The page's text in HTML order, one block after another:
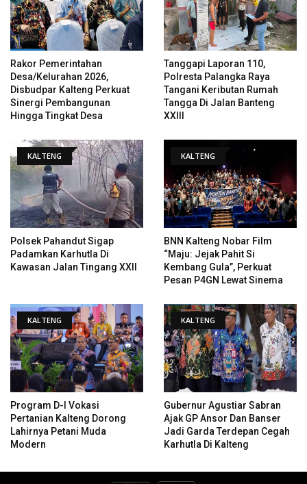
Rakor Pemerintahan
Desa/Kelurahan 2026,
Disbudpar Kalteng Perkuat
Sinergi Pembangunan
Hingga Tingkat Desa
Tanggapi Laporan 110,
Polresta Palangka Raya
Tangani Keributan Rumah
Tangga Di Jalan Banteng
XXIII
KALTENG
Polsek Pahandut Sigap
Padamkan Karhutla Di
Kawasan Jalan Tingang XXII
KALTENG
BNN Kalteng Nobar Film
“Maju: Jejak Pahit Si
Kembang Gula”, Perkuat
Pesan P4GN Lewat Sinema
KALTENG
Program D-I Vokasi
Pertanian Kalteng Dorong
Lahirnya Petani Muda
Modern
KALTENG
Gubernur Agustiar Sabran
Ajak GP Ansor Dan Banser
Jadi Garda Terdepan Cegah
Karhutla Di Kalteng